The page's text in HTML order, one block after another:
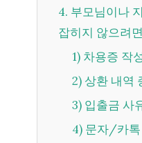
4. 부모님이나 지인의 도움이 소득으로
잡히지 않으려
1) 차용증 작
2) 상환 내역
3) 입출금
4) 문자/카